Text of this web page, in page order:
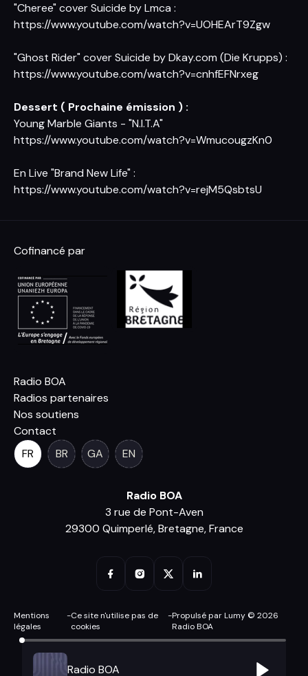
"Cheree" cover Suicide by Lmca :
https://www.youtube.com/watch?v=UOHEArT9Zgw
"Ghost Rider" cover Suicide by Dkay.com (Die Krupps) :
https://www.youtube.com/watch?v=cnhfEFNrxeg
Dessert ( Prochaine émission ) :
Young Marble Giants - "N.I.T.A"
https://www.youtube.com/watch?v=WmucougzKn0
En Live "Brand New Life" :
https://www.youtube.com/watch?v=rejM5QsbtsU
Cofinancé par
Radio BOA
Radios partenaires
Nos soutiens
Contact
FR
BR GA EN
Radio BOA
3 rue de Pont-Aven
29300 Quimperlé, Bretagne, France
Mentions
légales
-Ce site n'utilise pas de
cookies
-Propulsé par Lumy © 2026
Radio BOA
Radio BOA